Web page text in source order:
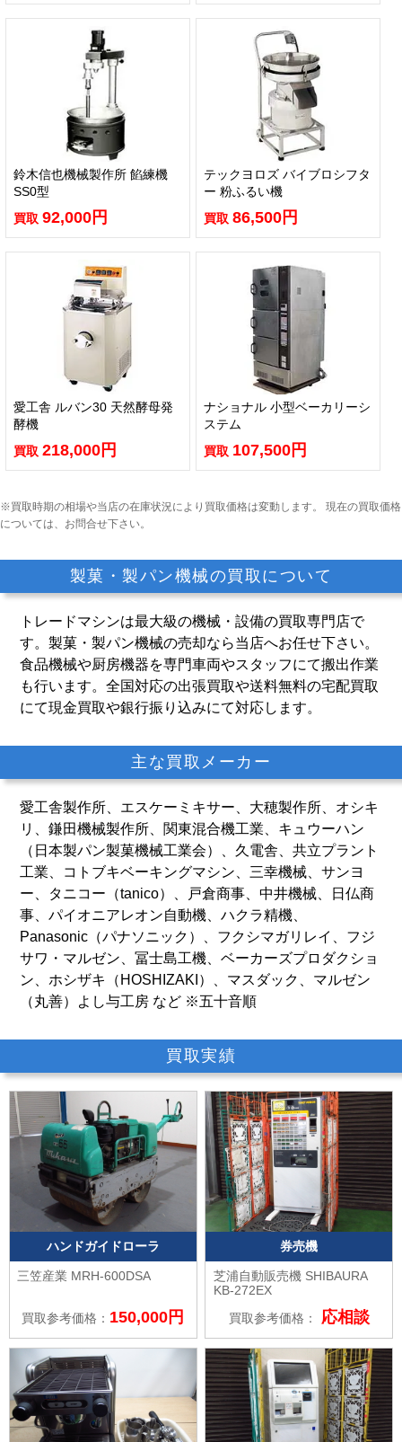
鈴木信也機械製作所 餡練機
SS0型
買取 92,000円
テックヨロズ バイブロシフタ
ー 粉ふるい機
買取 86,500円
愛工舎 ルバン30 天然酵母発
酵機
買取 218,000円
ナショナル 小型ベーカリーシ
ステム
買取 107,500円
※買取時期の相場や当店の在庫状況により買取価格は変動します。
現在の買取価格
については、お問合せ下さい。
製菓・製パン機械の買取について
トレードマシンは最大級の機械・設備の買取専門店で
す。製菓・製パン機械の売却なら当店へお任せ下さい。
食品機械や厨房機器を専門車両やスタッフにて搬出作業
も行います。全国対応の出張買取や送料無料の宅配買取
にて現金買取や銀行振り込みにて対応します。
主な買取メーカー
愛工舎製作所、エスケーミキサー、大穂製作所、オシキ
リ、鎌田機械製作所、関東混合機工業、キュウーハン
（日本製パン製菓機械工業会）、久電舎、共立プラント
工業、コトブキベーキングマシン、三幸機械、サンヨ
ー、タニコー（tanico）、戸倉商事、中井機械、日仏商
事、パイオニアレオン自動機、ハクラ精機、
Panasonic（パナソニック）、フクシマガリレイ、フジ
サワ・マルゼン、冨士島工機、ベーカーズプロダクショ
ン、ホシザキ（HOSHIZAKI）、マスダック、マルゼン
（丸善）よし与工房 など ※五十音順
買取実績
ハンドガイドローラ
三笠産業 MRH-600DSA
買取参考価格： 150,000円
券売機
芝浦自動販売機 SHIBAURA
KB-272EX
買取参考価格：
応相談